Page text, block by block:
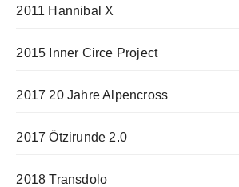
2011 Hannibal X
2015 Inner Circe Project
2017 20 Jahre Alpencross
2017 Ötzirunde 2.0
2018 Transdolo